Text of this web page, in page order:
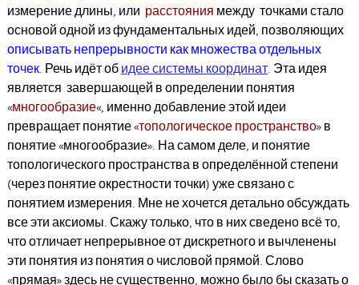
измерение длины, или расстояния между точками стало
основой одной из фундаментальных идей, позволяющих
описывать непрерывности как множества отдельных
точек. Речь идёт об идее системы координат. Эта идея
является завершающей в определении понятия
«многообразие«, именно добавление этой идеи
превращает понятие «топологическое пространство» в
понятие «многообразие». На самом деле, и понятие
топологического пространства в определённой степени
(через понятие окрестности точки) уже связано с
понятием измерения. Мне не хочется детально обсуждать
все эти аксиомы. Скажу только, что в них сведено всё то,
что отличает непрерывное от дискретного и вычленены
эти понятия из понятия о числовой прямой. Слово
«прямая» здесь не существенно, можно было бы сказать о